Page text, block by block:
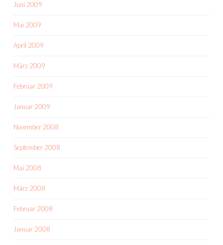
Juni 2009
Mai 2009
April 2009
März 2009
Februar 2009
Januar 2009
November 2008
September 2008
Mai 2008
März 2008
Februar 2008
Januar 2008